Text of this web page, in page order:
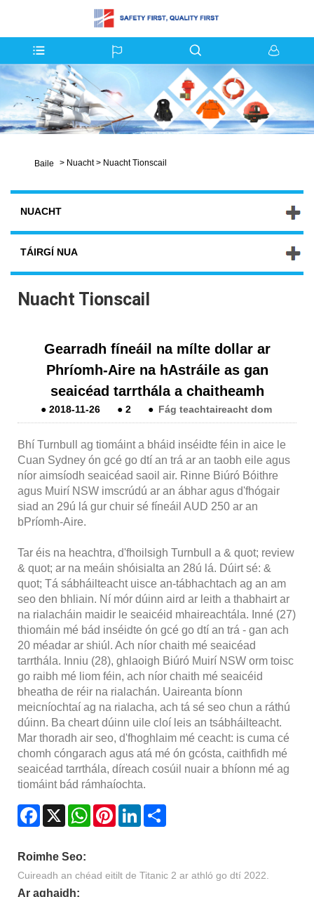
Baile > Nuacht > Nuacht Tionscail
NUACHT
TÁIRGÍ NUA
Nuacht Tionscail
Gearradh fíneáil na mílte dollar ar
Phríomh-Aire na hAstráile as gan
seaicéad tarrthála a chaitheamh
● 2018-11-26 ● 2 ● Fág teachtaireacht dom
Bhí Turnbull ag tiomáint a bháid inséidte féin in aice le
Cuan Sydney ón gcé go dtí an trá ar an taobh eile agus
níor aimsíodh seaicéad saoil air. Rinne Biúró Bóithre
agus Muirí NSW imscrúdú ar an ábhar agus d'fhógair
siad an 29ú lá gur chuir sé fíneáil AUD 250 ar an
bPríomh-Aire.
Tar éis na heachtra, d'fhoilsigh Turnbull a & quot; review
& quot; ar na meáin shóisialta an 28ú lá. Dúirt sé: &
quot; Tá sábháilteacht uisce an-tábhachtach ag an am
seo den bhliain. Ní mór dúinn aird ar leith a thabhairt ar
na rialacháin maidir le seaicéid mhaireachtála. Inné (27)
thiomáin mé bád inséidte ón gcé go dtí an trá - gan ach
20 méadar ar shiúl. Ach níor chaith mé seaicéad
tarrthála. Inniu (28), ghlaoigh Biúró Muirí NSW orm toisc
go raibh mé liom féin, ach níor chaith mé seaicéid
bheatha de réir na rialachán. Uaireanta bíonn
meicníochtaí ag na rialacha, ach tá sé seo chun a ráthú
dúinn. Ba cheart dúinn uile cloí leis an tsábháilteacht.
Mar thoradh air seo, d'fhoghlaim mé ceacht: is cuma cé
chomh cóngarach agus atá mé ón gcósta, caithfidh mé
seaicéad tarrthála, díreach cosúil nuair a bhíonn mé ag
tiomáint bád rámhaíochta.
Facebook
X WhatsAppPinterestLinkedIn
Roimhe Seo:
Cuireadh an chéad eitilt de Titanic 2 ar athló go dtí 2022.
Ar aghaidh: